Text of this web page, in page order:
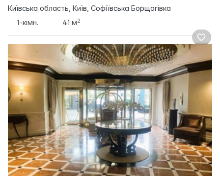
Київська область, Київ, Софіївська Борщагівка
1-кімн.
41 м2